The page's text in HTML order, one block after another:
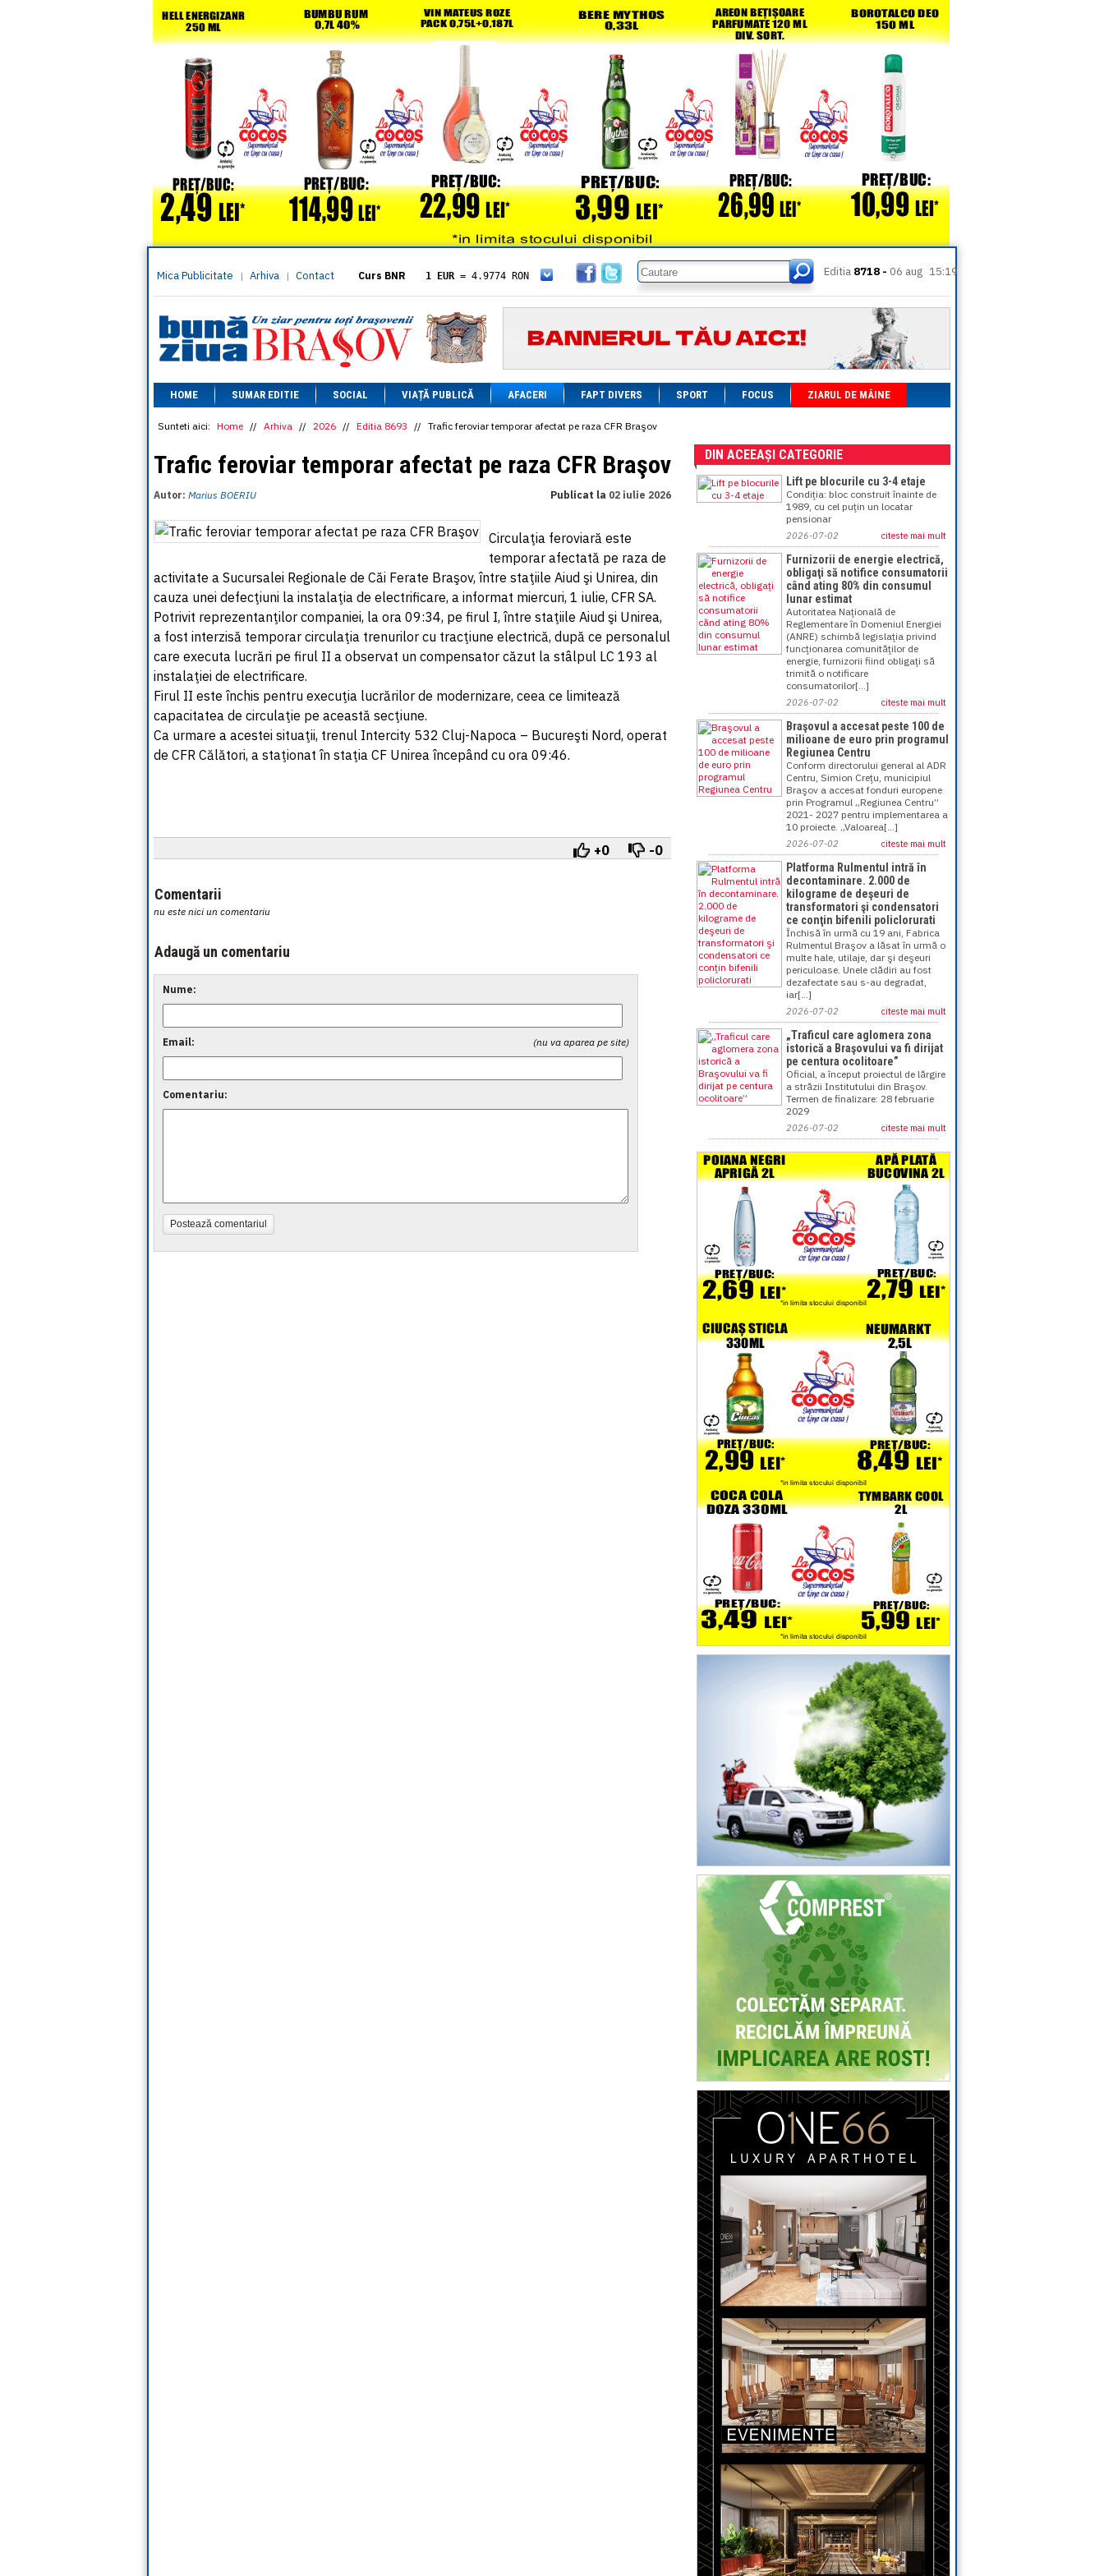
Mica Publicitate | Arhiva | Contact Curs BNR 1 EUR = 4.9774 RON
= 5.8304 RON
1 XAU= 464.4611 RON
1 AED= 1.1933 RON
1 AUD= 2.7957 RON
1 BGN= 2.5449 RON
1 CAD= 3.1559 RON
1 CHF= 5.2813 RON
1 CNY= 0.6015 RON
1 EGP= 0.0860 RON
1 KRW= 0.3047 RON
1 MDL= 0.2538 RON
= 0.2227 RON
1 NOK
= 0.4191 RON
= 2.6097 RON
1 PLN= 1.1646 RON
1 RSD= 0.0425 RON
1 RUB
= 0.0530 RON
= 0.4526 RON
1 TRY= 0.1141 RON
= 5.9383 RON
= 0.2318 RON
Editia 8718 - 06 aug 15:19
HOME SUMAR EDITIE SOCIAL VIAȚĂ PUBLICĂ AFACERI FAPT DIVERS SPORT FOCUS ZIARUL DE MÂINE
Sunteti aici: Home // Arhiva // 2026 // Editia 8693 // Trafic feroviar temporar afectat pe raza CFR Braşov
Trafic feroviar temporar afectat pe raza CFR Braşov
Autor: Marius BOERIU Publicat la 02 iulie 2026
Circulaţia feroviară este
temporar afectată pe raza de
activitate a Sucursalei Regionale de Căi Ferate Braşov, între staţiile Aiud şi Unirea, din
cauza unei defecţiuni la instalaţia de electrificare, a informat miercuri, 1 iulie, CFR SA.
Potrivit reprezentanţilor companiei, la ora 09:34, pe firul I, între staţiile Aiud şi Unirea,
a fost interzisă temporar circulaţia trenurilor cu tracţiune electrică, după ce personalul
care executa lucrări pe firul II a observat un compensator căzut la stâlpul LC 193 al
instalaţiei de electrificare.
Firul II este închis pentru execuţia lucrărilor de modernizare, ceea ce limitează
capacitatea de circulaţie pe această secţiune.
Ca urmare a acestei situaţii, trenul Intercity 532 Cluj-Napoca – Bucureşti Nord, operat
de CFR Călători, a staţionat în staţia CF Unirea începând cu ora 09:46.
+0 -0
Comentarii
nu este nici un comentariu
Adaugă un comentariu
Nume:
(nu va aparea pe site)
Email:
Comentariu:
Postează comentariul
DIN ACEEAȘI CATEGORIE
Lift pe blocurile cu 3-4 etaje
Condiţia: bloc construit înainte de
1989, cu cel puţin un locatar
pensionar
2026-07-02 citeste mai mult
Furnizorii de energie electrică,
obligaţi să notifice consumatorii
când ating 80% din consumul
lunar estimat
Autoritatea Naţională de
Reglementare în Domeniul Energiei
(ANRE) schimbă legislaţia privind
funcţionarea comunităţilor de
energie, furnizorii fiind obligaţi să
trimită o notificare
consumatorilor[...]
2026-07-02 citeste mai mult
Braşovul a accesat peste 100 de
milioane de euro prin programul
Regiunea Centru
Conform directorului general al ADR
Centru, Simion Creţu, municipiul
Braşov a accesat fonduri europene
prin Programul „Regiunea Centru”
2021- 2027 pentru implementarea a
10 proiecte. „Valoarea[...]
2026-07-02 citeste mai mult
Platforma Rulmentul intră în
decontaminare. 2.000 de
kilograme de deşeuri de
transformatori şi condensatori
ce conţin bifenili policlorurati
Închisă în urmă cu 19 ani, Fabrica
Rulmentul Braşov a lăsat în urmă o
multe hale, utilaje, dar şi deşeuri
periculoase. Unele clădiri au fost
dezafectate sau s-au degradat,
iar[...]
2026-07-02 citeste mai mult
„Traficul care aglomera zona
istorică a Braşovului va fi dirijat
pe centura ocolitoare”
Oficial, a început proiectul de lărgire
a străzii Institutului din Braşov.
Termen de finalizare: 28 februarie
2029
2026-07-02 citeste mai mult